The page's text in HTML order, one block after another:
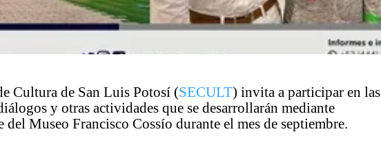
Cultura de San Luis Potosí (SECULT) invita a participar en las
y otras actividades que se desarrollarán mediante
del Museo Francisco Cossío durante el mes de septiembre.